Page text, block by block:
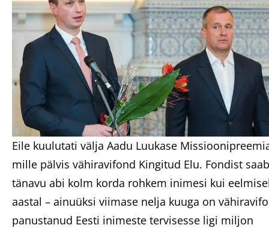
Eile kuulutati välja Aadu Luukase
mille pälvis vähiravifond Kingitud Elu. Fondist saab
tänavu abi kolm korda rohkem inimesi kui
aastal – ainuüksi viimase nelja kuuga on
panustanud Eesti inimeste tervisesse ligi miljon